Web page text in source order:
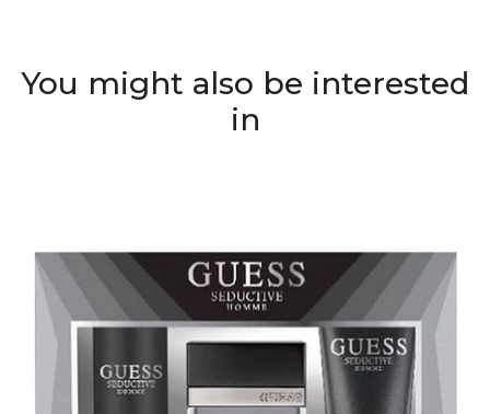
You might also be interested
in